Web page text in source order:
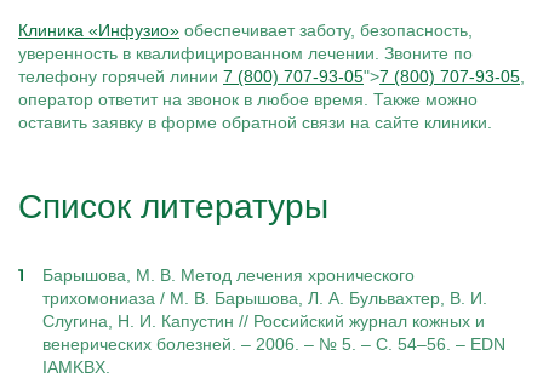
Клиника «Инфузио» обеспечивает заботу, безопасность,
уверенность в квалифицированном лечении. Звоните по
телефону горячей линии 7 (800) 707-93-05">7 (800) 707-93-05
оператор ответит на звонок в любое время. Также можно
оставить заявку в форме обратной связи на сайте клиники.
Список литературы
Барышова, М. В. Метод лечения хронического
трихомониаза / М. В. Барышова, Л. А. Бульвахтер, В. И.
Слугина, Н. И. Капустин // Российский журнал кожных и
венерических болезней. – 2006. – № 5. – С. 54–56. – EDN
IAMKBX.